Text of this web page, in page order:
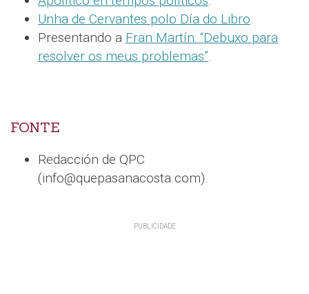
Unha de Cervantes polo Día do Libro.
Presentando a Fran Martín: “Debuxo para
resolver os meus problemas”.
FONTE
Redacción de QPC
(info@quepasanacosta.com).